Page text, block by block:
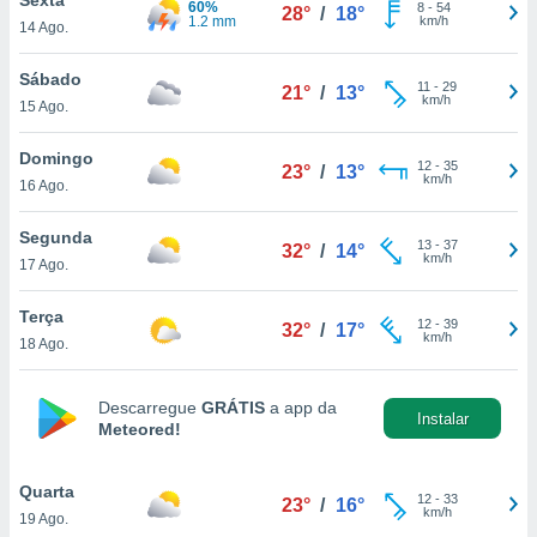
lhe
e
com
Pode
e
a
a
14 Ago.
60%
1.2 mm
28° / 18° 8- 54
km/h
Sábado
15 Ago.
21° / 13° 11 - 29
km/h
Domingo
16 Ago.
23° / 13° 12- 35
km/h
Segunda
17 Ago.
32° / 14° 13- 37
km/h
Terça
18 Ago.
32° / 17° 12- 39
km/h
Descarregue GRÁTIS a app da
Meteored!
Instalar
Quarta
19 Ago.
23° / 16° 12- 33
km/h